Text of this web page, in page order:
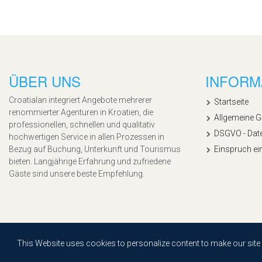
This Website uses cookies to personalize content to make our
ÜBER UNS
Croatialan integriert Angebote mehrerer
renommierter Agenturen in Kroatien, die
professionellen, schnellen und qualitativ
hochwertigen Service in allen Prozessen in
Bezug auf Buchung, Unterkunft und Tourismus
bieten. Langjährige Erfahrung und zufriedene
Gäste sind unsere beste Empfehlung.
Startseite
Allgemeine
DSGVO -
Einspruch
Copyright © 2020, Croatialan |Sitemap| Powered byAgendum